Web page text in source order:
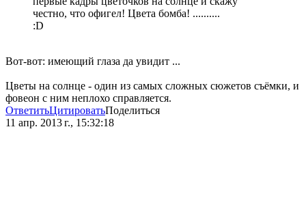
честно, что офигел! Цвета бомба! ..........
:D
Вот-вот: имеющий глаза да увидит ...
Цветы на солнце - один из самых сложных сюжетов съёмки, и
фовеон с ним неплохо справляется.
ОтветитьЦитироватьПоделиться
11 апр. 2013 г., 15:32:18